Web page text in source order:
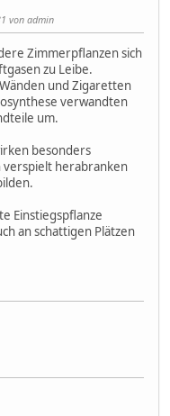
von admin
Zimmerpflanzen sich
zu Leibe.
und Zigaretten
verwandten
um.
besonders
verspielt herabranken
Einstiegspflanze
an schattigen Plätzen